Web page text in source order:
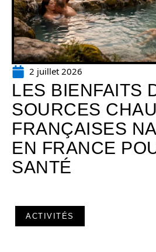
2 juillet 2026
LES BIENFAITS
SOURCES
FRANÇAISES
EN FRANCE
SANTÉ
ACTIVITÉS